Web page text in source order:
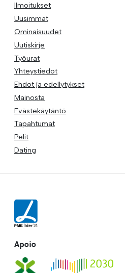
Ilmoitukset
Uusimmat
Ominaisuudet
Uutiskirje
Työurat
Yhteystiedot
Ehdot ja edellytykset
Mainosta
Evästekäytäntö
Tapahtumat
Pelit
Dating
Apoio